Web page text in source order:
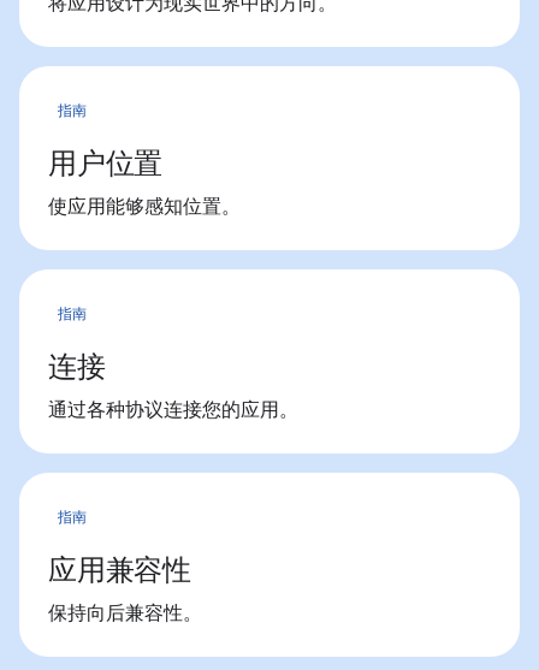
指南
用户位置
使应用能够感知位置。
指南
连接
通过各种协议连接您的应用。
指南
应用兼容性
保持向后兼容性。